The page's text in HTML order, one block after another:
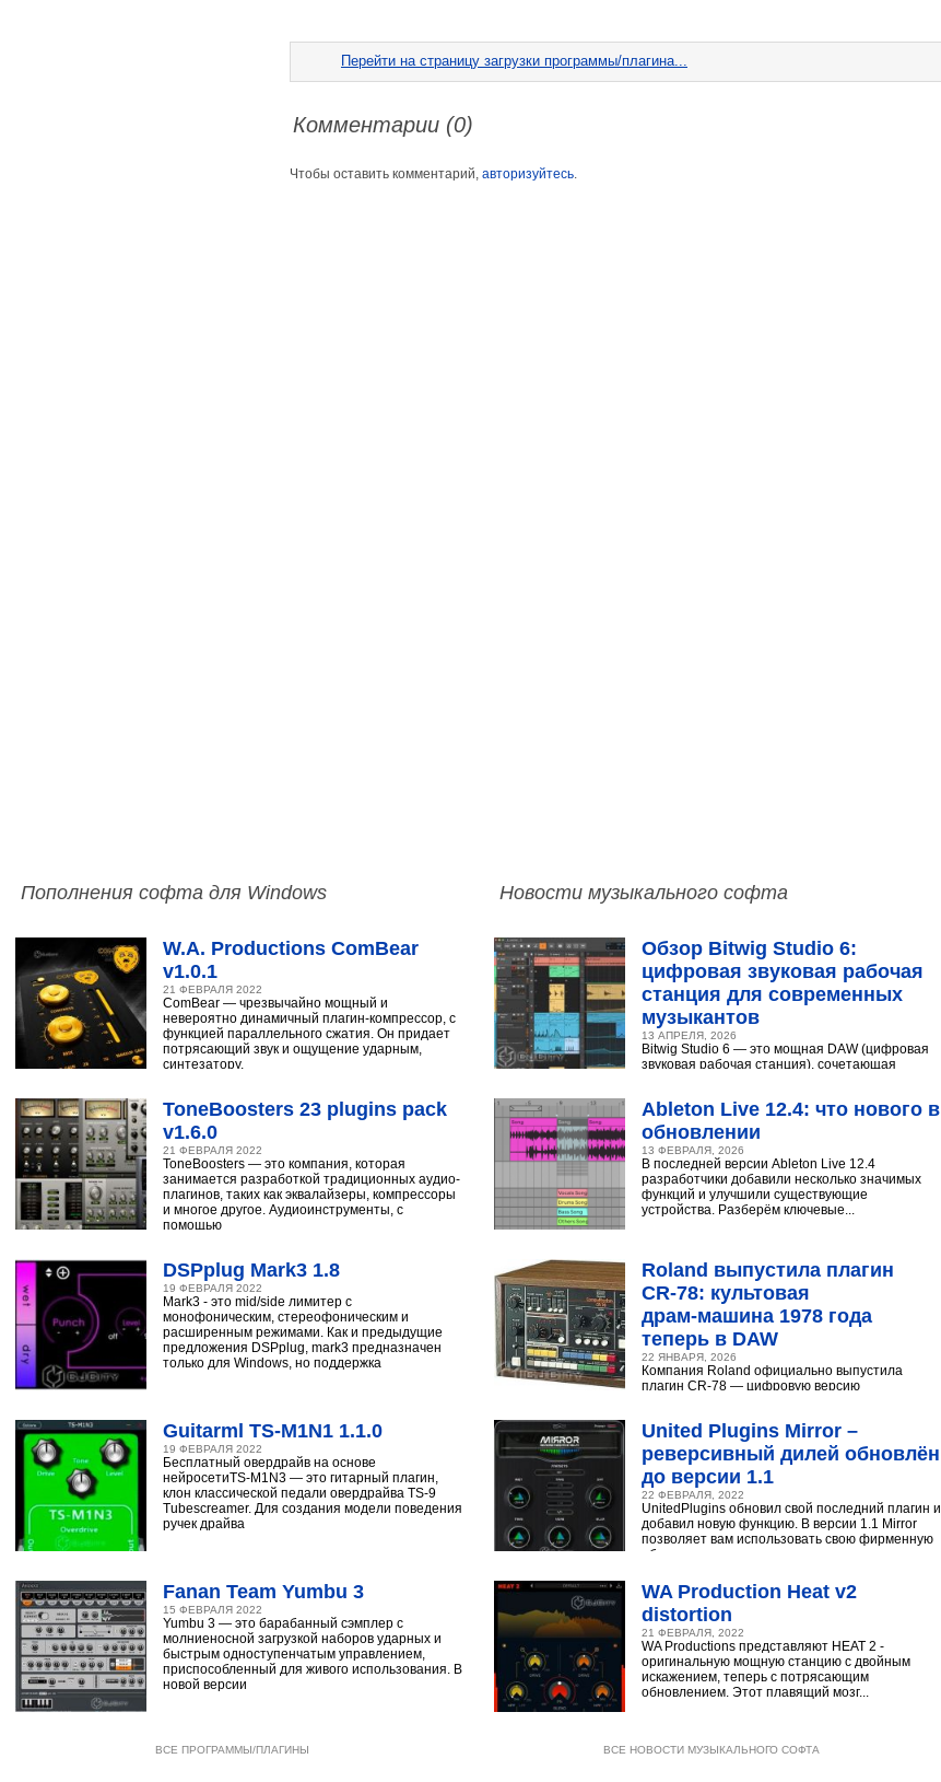
Перейти на страницу загрузки программы/плагина...
Комментарии (0)
Чтобы оставить комментарий, авторизуйтесь.
Пополнения софта для Windows
W.A. Productions ComBear
v1.0.1
21 ФЕВРАЛЯ 2022
ComBear — чрезвычайно мощный и
невероятно динамичный плагин-компрессор, с
функцией параллельного сжатия. Он придает
потрясающий звук и ощущение ударным,
синтезатору,
ToneBoosters 23 plugins pack
v1.6.0
21 ФЕВРАЛЯ 2022
ToneBoosters — это компания, которая
занимается разработкой традиционных аудио-
плагинов, таких как эквалайзеры, компрессоры
и многое другое. Аудиоинструменты, с
помощью
DSPplug Mark3 1.8
19 ФЕВРАЛЯ 2022
Mark3 - это mid/side лимитер с
монофоническим, стереофоническим и
расширенным режимами. Как и предыдущие
предложения DSPplug, mark3 предназначен
только для Windows, но поддержка
Guitarml TS-M1N1 1.1.0
19 ФЕВРАЛЯ 2022
Бесплатный овердрайв на основе
нейросетиTS-M1N3 — это гитарный плагин,
клон классической педали овердрайва TS-9
Tubescreamer. Для создания модели поведения
ручек драйва
Fanan Team Yumbu 3
15 ФЕВРАЛЯ 2022
Yumbu 3 — это барабанный сэмплер с
молниеносной загрузкой наборов ударных и
быстрым одноступенчатым управлением,
приспособленный для живого использования. В
новой версии
ВСЕ ПРОГРАММЫ/ПЛАГИНЫ
Новости музыкального софта
Обзор Bitwig Studio 6:
цифровая звуковая рабочая
станция для современных
музыкантов
13 АПРЕЛЯ, 2026
Bitwig Studio 6 — это мощная DAW (цифровая
звуковая рабочая станция), сочетающая
Ableton Live 12.4: что нового в
обновлении
13 ФЕВРАЛЯ, 2026
В последней версии Ableton Live 12.4
разработчики добавили несколько значимых
функций и улучшили существующие
устройства. Разберём ключевые...
Roland выпустила плагин
CR‑78: культовая
драм‑машина 1978 года
теперь в DAW
22 ЯНВАРЯ, 2026
Компания Roland официально выпустила
плагин CR-78 — цифровую версию
United Plugins Mirror –
реверсивный дилей обновлён
до версии 1.1
22 ФЕВРАЛЯ, 2022
UnitedPlugins обновил свой последний плагин и
добавил новую функцию. В версии 1.1 Mirror
позволяет вам использовать свою фирменную
обратную...
WA Production Heat v2
distortion
21 ФЕВРАЛЯ, 2022
WA Productions представляют HEAT 2 -
оригинальную мощную станцию с двойным
искажением, теперь с потрясающим
обновлением. Этот плавящий мозг...
ВСЕ НОВОСТИ МУЗЫКАЛЬНОГО СОФТА